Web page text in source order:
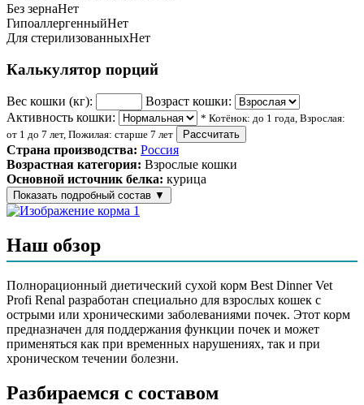
Без зернаНет
ГипоаллергенныйНет
Для стерилизованныхНет
Калькулятор порций
Вес кошки (кг):
Возраст кошки:
Активность кошки:
* Котёнок: до 1 года, Взрослая:
от 1 до 7 лет, Пожилая: старше 7 лет
Рассчитать
Страна производства: Россия
Возрастная категория: Взрослые кошки
Основной источник белка: курица
Показать подробный состав ▼
Рис, дегидрированное мясо курицы, овсяные хлопья, куриный
жир, витамины и минералы, дрожжи пивные, яичный
порошок, цикорий, клюква, псиллиум, цитрат калия, крапива,
таурин, экстракт бархатцев, Юкка Шидигера, антиоксидант
(смесь токоферолов)
Аналитический состав
сырой протеин 25%, сырой жир 20%, сырая зола 5%, сырая
Наш обзор
Полнорационный диетический сухой корм Best Dinner Vet
Profi Renal разработан специально для взрослых кошек с
острыми или хроническими заболеваниями почек. Этот корм
предназначен для поддержания функции почек и может
применяться как при временных нарушениях, так и при
хроническом течении болезни.
Разбираемся с составом